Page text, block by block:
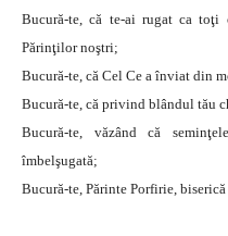
Bucură-te, că te-ai rugat ca toţi
Părinţilor noştri;
Bucură-te, că Cel Ce a înviat din
Bucură-te, că privind blândul tău
Bucură-te, văzând că
îmbelşugată;
Bucură-te, Părinte Porfirie,